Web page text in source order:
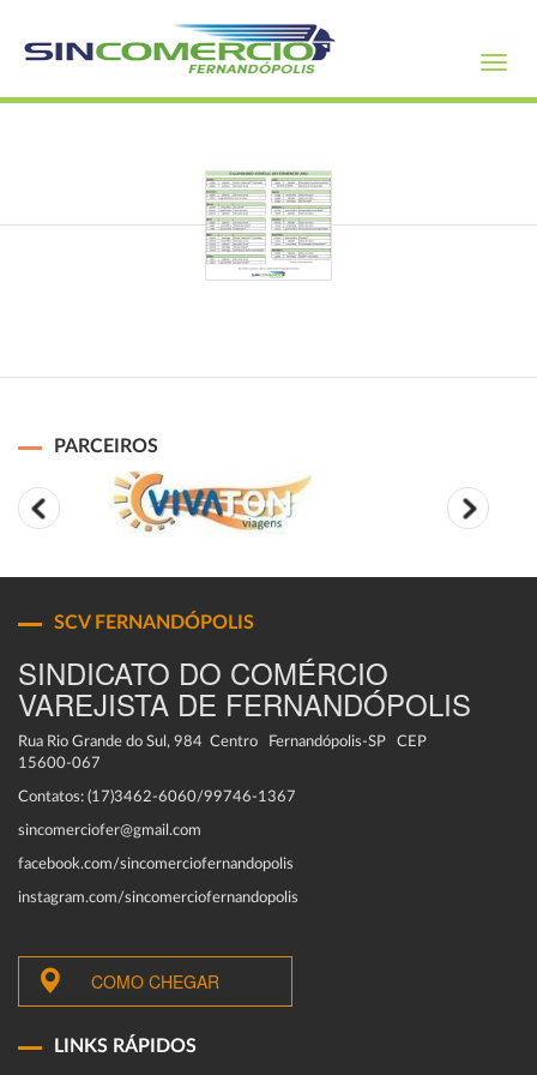
PARCEIROS
SCV FERNANDÓPOLIS
SINDICATO DO COMÉRCIO
VAREJISTA DE FERNANDÓPOLIS
Rua Rio Grande do Sul, 984 Centro Fernandópolis-SP CEP
15600-067
Contatos: (17)3462-6060/99746-1367
sincomerciofer@gmail.com
facebook.com/sincomerciofernandopolis
instagram.com/sincomerciofernandopolis
COMO CHEGAR
LINKS RÁPIDOS